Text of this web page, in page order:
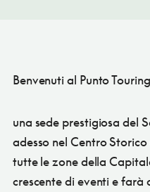
Benvenuti al Punto
una sede prestigiosa del
adesso nel Centro
tutte le zone della
crescente di eventi e farà